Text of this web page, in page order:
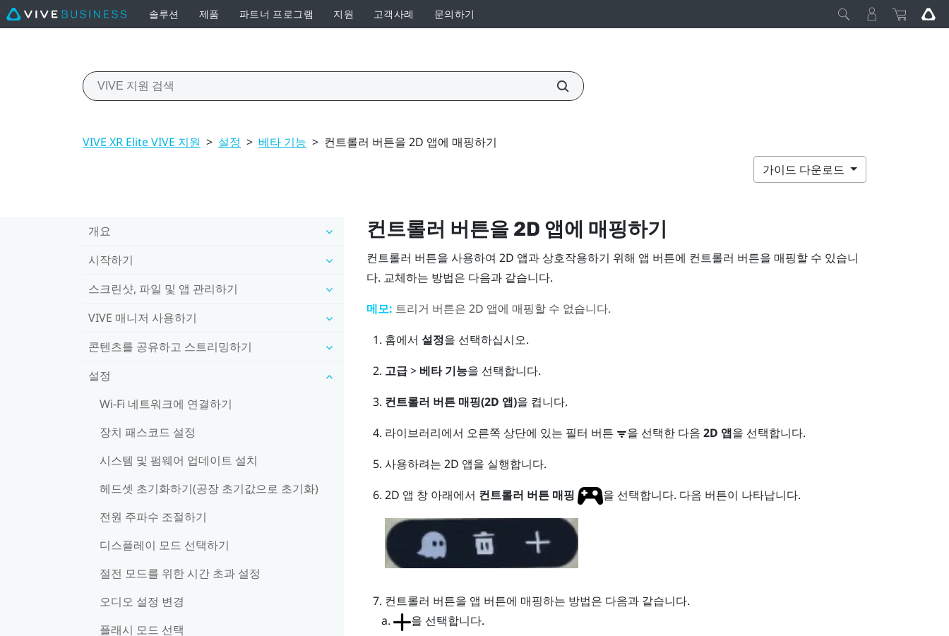
솔루션 제품 파트너 프로그램 지원 고객사례 문의하기
VIVE XR Elite VIVE 지원 > 설정 > 베타 기능 > 컨트롤러 버튼을 2D 앱에 매핑하기
가이드 다운로드
개요
시작하기
스크린샷, 파일 및 앱 관리하기
VIVE 매니저 사용하기
콘텐츠를 공유하고 스트리밍하기
설정
Wi‍-Fi 네트워크에 연결하기
장치 패스코드 설정
시스템 및 펌웨어 업데이트 설치
헤드셋 초기화하기(공장 초기값으로 초기화)
전원 주파수 조절하기
디스플레이 모드 선택하기
절전 모드를 위한 시간 초과 설정
오디오 설정 변경
플래시 모드 선택
컨트롤러 버튼을 2D 앱에 매핑하기
컨트롤러 버튼을 사용하여 2D 앱과 상호작용하기 위해 앱 버튼에 컨트롤러 버튼을 매핑할 수 있습니
다. 교체하는 방법은 다음과 같습니다.
메모: 트리거 버튼은 2D 앱에 매핑할 수 없습니다.
홈에서 설정을 선택하십시오.
고급> 베타 기능을 선택합니다.
컨트롤러 버튼 매핑(2D 앱)을 켭니다.
라이브러리에서 오른쪽 상단에 있는 필터 버튼 을 선택한 다음 2D 앱을 선택합니다.
사용하려는 2D 앱을 실행합니다.
2D 앱 창 아래에서 컨트롤러 버튼 매핑 을 선택합니다. 다음 버튼이 나타납니다.
컨트롤러 버튼을 앱 버튼에 매핑하는 방법은 다음과 같습니다.
을 선택합니다.